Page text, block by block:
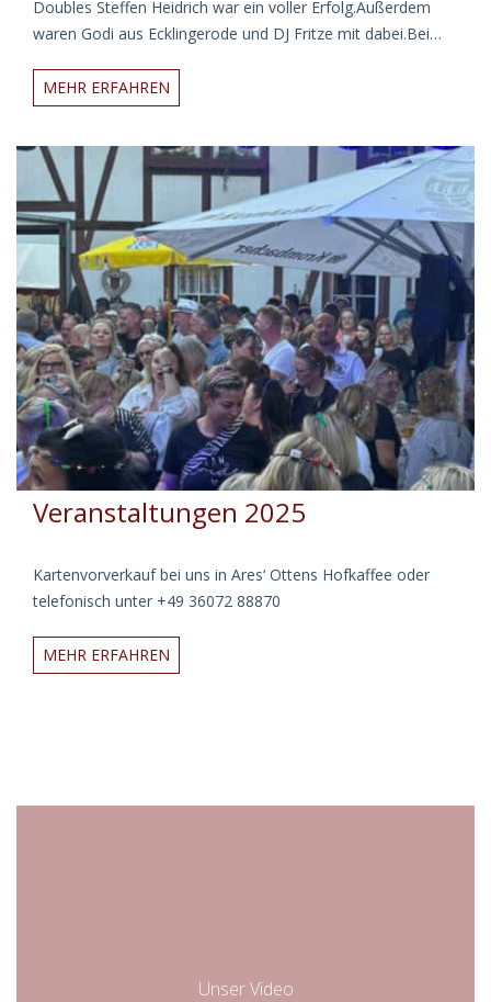
Doubles Steffen Heidrich war ein voller Erfolg.Außerdem
waren Godi aus Ecklingerode und DJ Fritze mit dabei.Bei…
MEHR ERFAHREN
mit
Kaiser
Steffen
Heidrich
am
10.
Mai
2025
Veranstaltungen 2025
Kartenvorverkauf bei uns in Ares‘ Ottens Hofkaffee oder
telefonisch unter +49 36072 88870
MEHR ERFAHREN
2025
Unser Video